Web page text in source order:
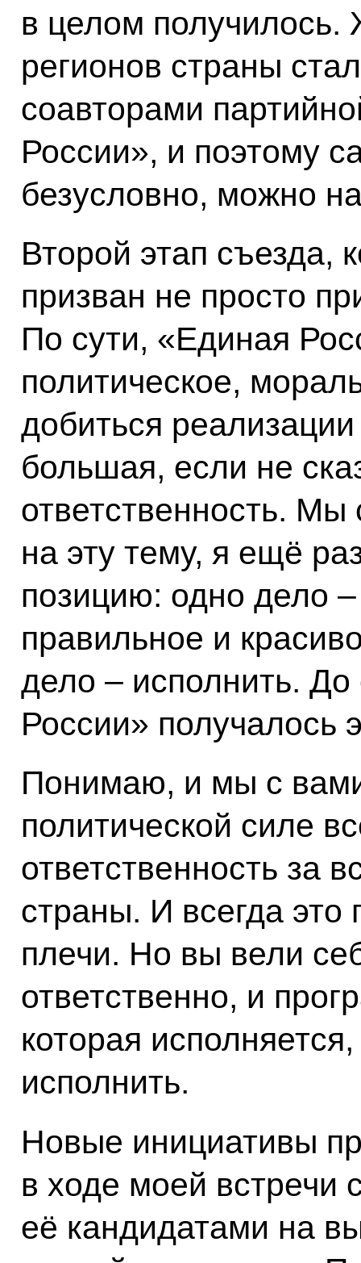
в целом получилось.
регионов страны
соавторами
России», и поэтому
безусловно, можно
Второй этап съезда,
призван не просто
По сути, «Единая
политическое,
добиться
большая, если не
ответственность. Мы
на эту тему, я ещё
позицию: одно дело
правильное и
дело – исполнить.
России» получалось
Понимаю, и мы с
политической силе
ответственность за
страны. И всегда
плечи. Но вы вели
ответственно, и
которая
исполнить.
Новые инициативы
в ходе моей встречи
её кандидатами на